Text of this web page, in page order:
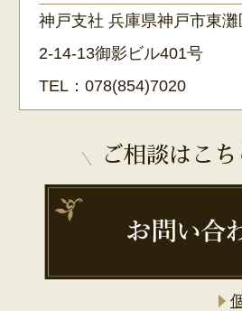
神戸支社 兵庫県神戸市東
2-14-13御影ビル401号
TEL：078(854)7020
ご相談はこち